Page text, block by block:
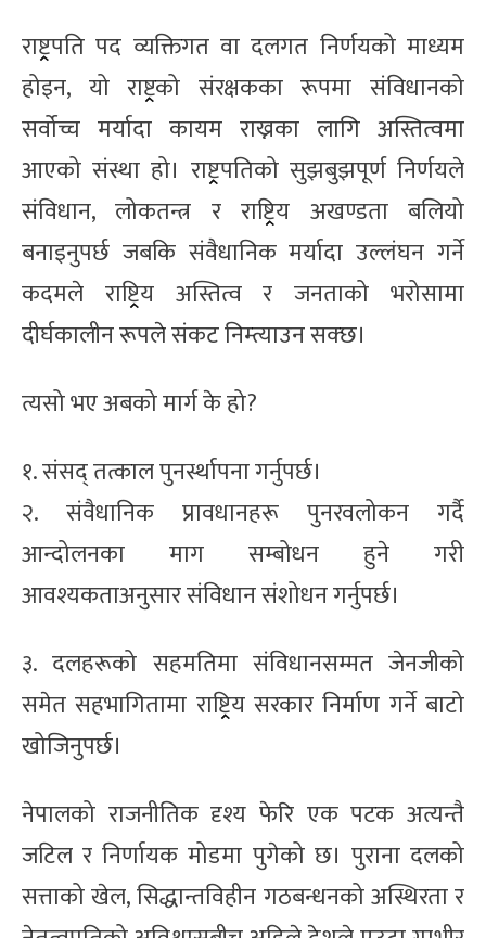
राष्ट्र्रपति पद व्यक्तिगत वा दलगत निर्णयको माध्यम
होइन, यो राष्ट्र्रको संरक्षकका रूपमा संविधानको
सर्वोच्च मर्यादा कायम राख्नका लागि अस्तित्वमा
आएको संस्था हो। राष्ट्र्रपतिको सुझबुझपूर्ण निर्णयले
संविधान, लोकतन्त्र र राष्ट्र्रिय अखण्डता बलियो
बनाइनुपर्छ जबकि संवैधानिक मर्यादा उल्लंघन गर्ने
कदमले राष्ट्र्रिय अस्तित्व र जनताको भरोसामा
दीर्घकालीन रूपले संकट निम्त्याउन सक्छ।
त्यसो भए अबको मार्ग के हो?
१. संसद् तत्काल पुनर्स्थापना गर्नुपर्छ।
२. संवैधानिक प्रावधानहरू पुनरवलोकन गर्दै
आन्दोलनका माग सम्बोधन हुने गरी
आवश्यकताअनुसार संविधान संशोधन गर्नुपर्छ।
३. दलहरूको सहमतिमा संविधानसम्मत जेनजीको
समेत सहभागितामा राष्ट्र्रिय सरकार निर्माण गर्ने बाटो
खोजिनुपर्छ।
नेपालको राजनीतिक दृश्य फेरि एक पटक अत्यन्तै
जटिल र निर्णायक मोडमा पुगेको छ। पुराना दलको
सत्ताको खेल, सिद्धान्तविहीन गठबन्धनको अस्थिरता र